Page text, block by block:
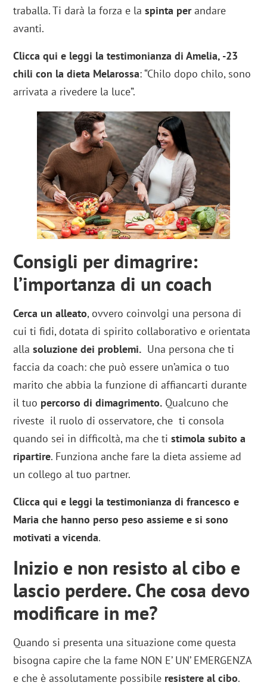
traballa. Ti darà la forza e laspinta perandare
avanti.
Clicca qui e leggi la testimonianza di Amelia, -23
chili con la dieta Melarossa: “Chilo dopo chilo, sono
arrivata a rivedere la luce”.
Consigli per dimagrire:
l’importanza di un coach
Cerca un alleato, ovvero coinvolgi una persona di
cui ti fidi, dotata di spirito collaborativo e orientata
allasoluzione dei problemi. Una persona che ti
faccia da coach: che può essere un’amica o tuo
marito che abbia la funzione di affiancarti durante
il tuo percorso di dimagrimento. Qualcuno che
riveste il ruolo di osservatore, che ti consola
quando sei in difficoltà, ma che tistimola subito a
ripartire. Funziona anche fare la dieta assieme ad
un collego al tuo partner.
Clicca qui e leggi la testimonianza di francesco e
Maria che hanno perso peso assieme e si sono
motivati a vicenda.
Inizio e non resisto al cibo e
lascio perdere. Che cosa devo
modificare in me?
Quando si presenta una situazione come questa
bisogna capire che la fame NON E’ UN’ EMERGENZA
e che è assolutamente possibile resistere al cibo.